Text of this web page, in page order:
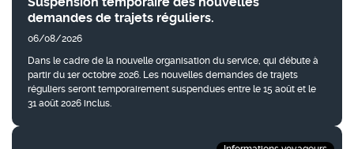
demandes de trajets réguliers.
06/08/2026
Dans le cadre de la nouvelle organisation du service, qui débute à
partir du 1er octobre 2026. Les nouvelles demandes de trajets
réguliers seront temporairement suspendues entre le 15 août et le
31 août 2026 inclus.